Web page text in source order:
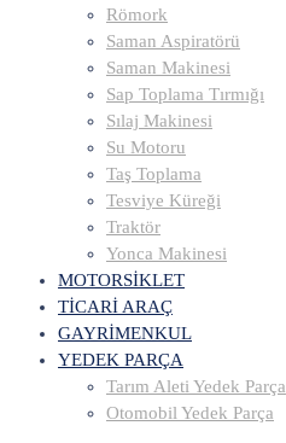
Römork
Saman Aspiratörü
Saman Makinesi
Sap Toplama Tırmığı
Sılaj Makinesi
Su Motoru
Taş Toplama
Tesviye Küreği
Traktör
Yonca Makinesi
MOTORSİKLET
TİCARİ ARAÇ
GAYRİMENKUL
YEDEK PARÇA
Tarım Aleti Yedek Parça
Otomobil Yedek Parça